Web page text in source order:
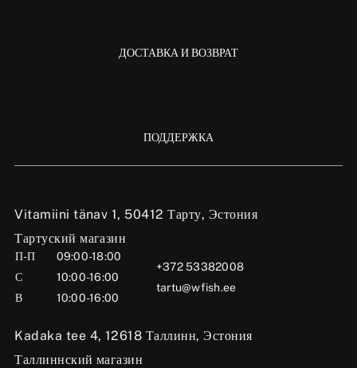
Vitamiini tänav 1, 50412 Тарту, Эстония
Тартуский магазин
П-П
09:00-18:00
С
10:00-16:00
В
10:00-16:00
+372 53382008
tartu@wfish.ee
Kadaka tee 4, 12618 Таллинн, Эстония
Таллиннский магазин
ДОСТАВКА И ВОЗВРАТ
ПОДДЕРЖКА